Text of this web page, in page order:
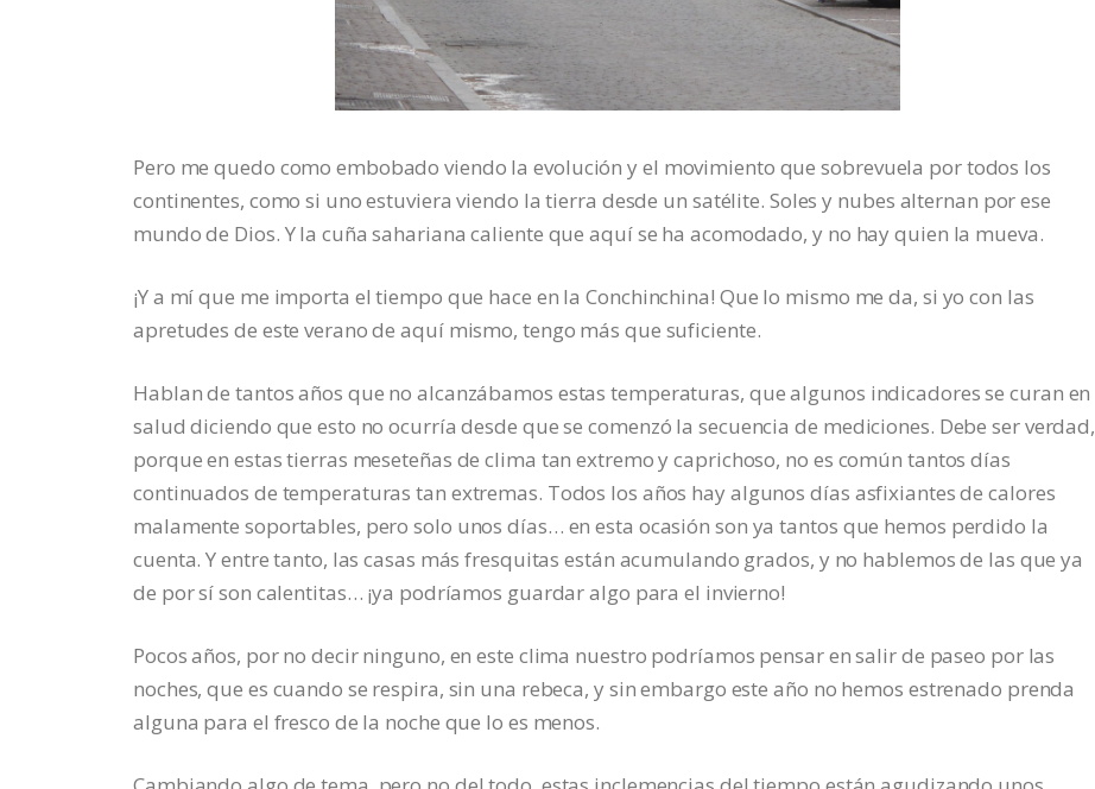
Pero me quedo como embobado viendo la evolución y el movimiento que sobrevuela por todos los
continentes, como si uno estuviera viendo la tierra desde un satélite. Soles y nubes alternan por ese
mundo de Dios. Y la cuña sahariana caliente que aquí se ha acomodado, y no hay quien la mueva.
¡Y a mí que me importa el tiempo que hace en la Conchinchina! Que lo mismo me da, si yo con las
apretudes de este verano de aquí mismo, tengo más que suficiente.
Hablan de tantos años que no alcanzábamos estas temperaturas, que algunos indicadores se curan en
salud diciendo que esto no ocurría desde que se comenzó la secuencia de mediciones. Debe ser verdad,
porque en estas tierras meseteñas de clima tan extremo y caprichoso, no es común tantos días
continuados de temperaturas tan extremas. Todos los años hay algunos días asfixiantes de calores
malamente soportables, pero solo unos días… en esta ocasión son ya tantos que hemos perdido la
cuenta. Y entre tanto, las casas más fresquitas están acumulando grados, y no hablemos de las que ya
de por sí son calentitas… ¡ya podríamos guardar algo para el invierno!
Pocos años, por no decir ninguno, en este clima nuestro podríamos pensar en salir de paseo por las
noches, que es cuando se respira, sin una rebeca, y sin embargo este año no hemos estrenado prenda
alguna para el fresco de la noche que lo es menos.